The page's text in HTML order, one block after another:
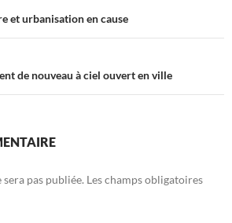
et urbanisation en cause
de nouveau à ciel ouvert en ville
pas publiée. Les champs obligatoires